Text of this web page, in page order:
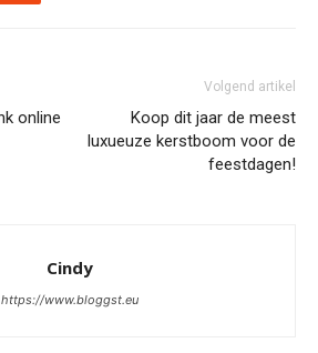
online
Volgend artikel
Koop dit jaar de meest
luxueuze kerstboom voor de
feestdagen!
Cindy
https://www.bloggst.eu